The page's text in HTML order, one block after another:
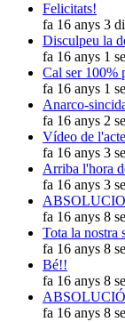
Felicitats!
fa 16 anys 3
Disculpeu la
fa 16 anys 1
Cal ser 100%
fa 16 anys 1
Anarco-
fa 16 anys 2
Vídeo de l'acte
fa 16 anys 3
Arriba l'hora
fa 16 anys 3
fa 16 anys 8
Tota la nostra
fa 16 anys 8
Bé!!
fa 16 anys 8
fa 16 anys 8